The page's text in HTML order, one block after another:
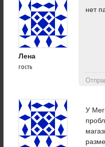
Лена
гость
нет
У